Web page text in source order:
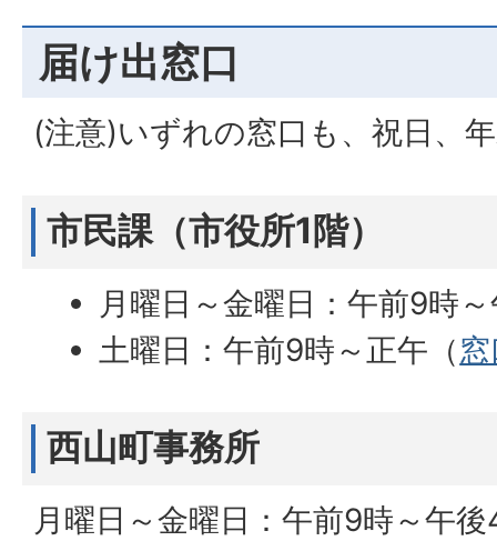
届け出窓口
(注意)いずれの窓口も、祝日、
市民課（市役所1階）
月曜日～金曜日：午前9時
土曜日：午前9時～正午（
西山町事務所
月曜日～金曜日：午前9時～午